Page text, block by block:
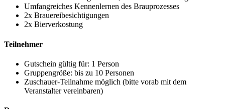
Umfangreiches Kennenlernen des Brauprozesses
2x Brauereibesichtigungen
2x Bierverkostung
Teilnehmer
Gutschein gültig für: 1 Person
Gruppengröße: bis zu 10 Personen
Zuschauer-Teilnahme möglich (bitte vorab mit dem
Veranstalter vereinbaren)